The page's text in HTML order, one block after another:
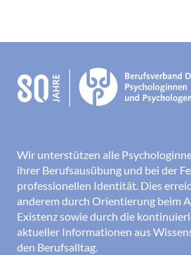
Wir unterstützen alle
ihrer Berufsausübung und bei der
professionellen Identität. Dies
anderem durch Orientierung beim
Existenz sowie durch die
aktueller Informationen aus
den Berufsalltag.